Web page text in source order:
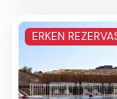
ERKEN